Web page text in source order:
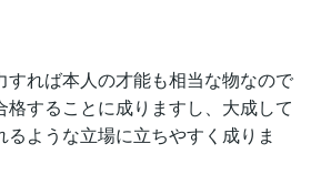
すれば本人の才能も相当な物なので
格することに成りますし、大成して
ような立場に立ちやすく成りま